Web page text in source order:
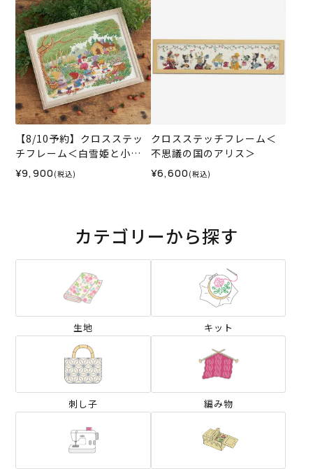
【8/10予約】クロスステッ
チフレーム＜白雪姫と小人
たち＞
¥9,900 (税込)
クロスステッチフレーム＜
不思議の国のアリス＞
¥6,600 (税込)
カテゴリーから探す
生地 キット
刺し子 編み物